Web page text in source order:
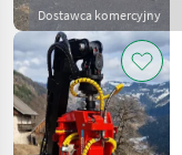
Dostawca komercyjny